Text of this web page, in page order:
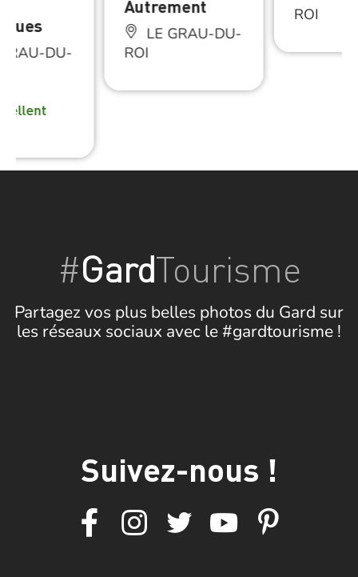
DU-
Autrement
LE GRAU-DU-
ROI
ROI
#GardTourisme
Partagez vos plus belles photos du Gard sur
les réseaux sociaux avec le #gardtourisme !
Suivez-nous !